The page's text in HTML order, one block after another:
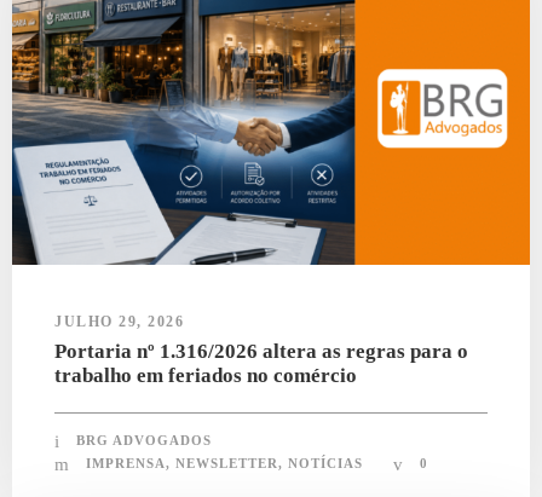
JULHO 29, 2026
Portaria nº 1.316/2026 altera as regras para o
trabalho em feriados no comércio
BRG ADVOGADOS
IMPRENSA, NEWSLETTER, NOTÍCIAS 0